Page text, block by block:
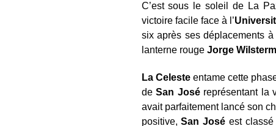
C’est sous le soleil de La
victoire facile face à l’
six après ses déplacements
lanterne rouge Jorge
La Celesteentame cette
deSan Joséreprésentant la
avait parfaitement lancé son
positive,San José est classé